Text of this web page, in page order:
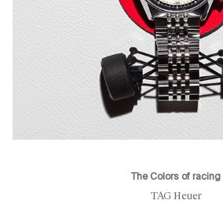
The Colors of racing
TAG Heuer